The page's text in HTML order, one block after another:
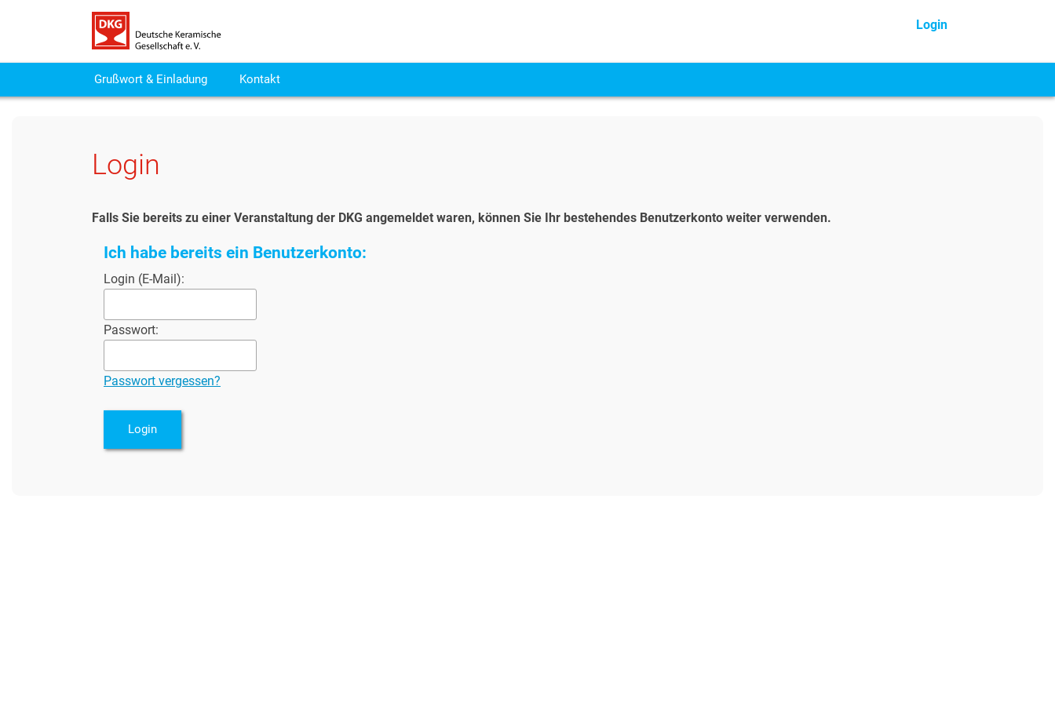
Login
Grußwort & Einladung Kontakt
Login
Falls Sie bereits zu einer Veranstaltung der DKG angemeldet waren, können Sie Ihr bestehendes Benutzerkonto weiter verwenden.
Ich habe bereits ein Benutzerkonto:
Login (E-Mail):
Passwort:
Passwort vergessen?
Login